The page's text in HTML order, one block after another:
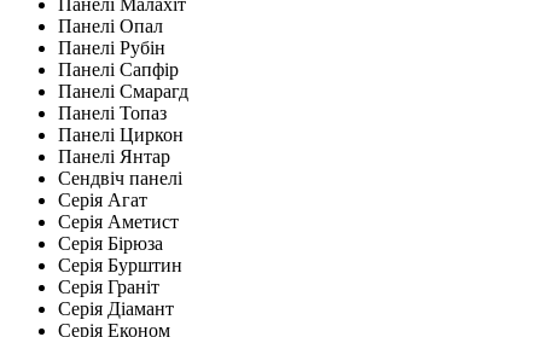
Панелі Малахіт
Панелі Опал
Панелі Рубін
Панелі Сапфір
Панелі Смарагд
Панелі Топаз
Панелі Циркон
Панелі Янтар
Сендвіч панелі
Серія Агат
Серія Аметист
Серія Бірюза
Серія Бурштин
Серія Граніт
Серія Діамант
Серія Економ